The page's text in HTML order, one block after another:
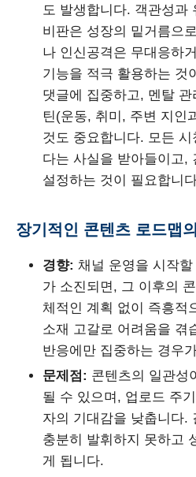
도 발생합니다. 객관성과
비판은 성장의 밑거름으
나 인신공격은 무대응하
기능을 적극 활용하는 것
댓글에 집중하고, 멘탈
틴(운동, 취미, 주변 지인
것도 중요합니다. 모든
다는 사실을 받아들이고,
설정하는 것이 필요합니
장기적인 콘텐츠 로드맵
경향: 채널 운영을 시작
가 소진되면, 그 이후의
체적인 계획 없이 즉흥적
소재 고갈로 어려움을 겪
반응에만 집중하는 경우
문제점: 콘텐츠의 일관성
될 수 있으며, 업로드 주
자의 기대감을 낮춥니다.
충분히 발휘하지 못하고
게 됩니다.